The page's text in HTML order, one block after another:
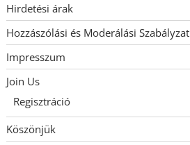
Hirdetési árak
Hozzászólási és Moderálási Szabályzat
Impresszum
Join Us
Regisztráció
Köszönjük